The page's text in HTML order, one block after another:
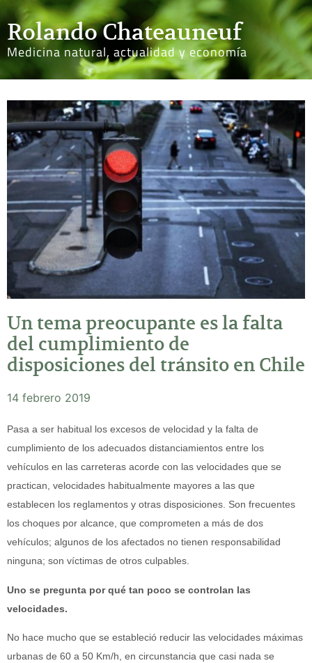
Rolando Chateauneuf
Medicina natural, actualidad y economía
Un tema preocupante es la falta
del cumplimiento de
disposiciones del tránsito en Chile
14 febrero 2019
Pasa a ser habitual los excesos de velocidad y la falta de
cumplimiento de los adecuados distanciamientos entre los
vehículos en las carreteras acorde con las velocidades que se
practican, velocidades habitualmente mayores a las que
establecen los reglamentos y otras disposiciones. Son frecuentes
los choques por alcance, que comprometen a más de dos
vehículos; algunos de los afectados no tienen responsabilidad
ninguna; son víctimas de otros culpables.
Uno se pregunta por qué tan poco se controlan las
velocidades.
No hace mucho que se estableció reducir las velocidades máximas
urbanas de 60 a 50 Km/h, en circunstancia que casi nada se